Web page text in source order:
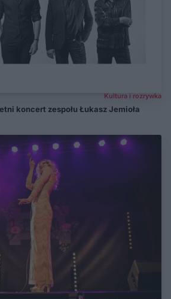
Kultura i rozrywka
koncert zespołu Łukasz Jemioła